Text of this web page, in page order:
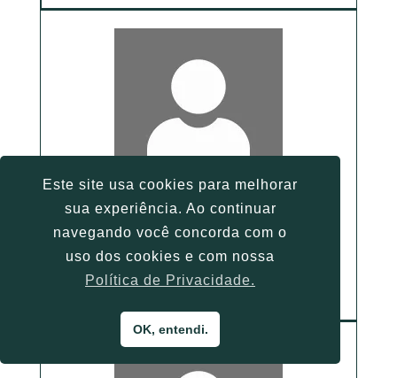
Gabriel Gobbo Medda
Cidade: São Paulo
Contato: 11 99937-8636
Este site usa cookies para melhorar
sua experiência. Ao continuar
navegando você concorda com o
uso dos cookies e com nossa
Política de Privacidade.
OK, entendi.